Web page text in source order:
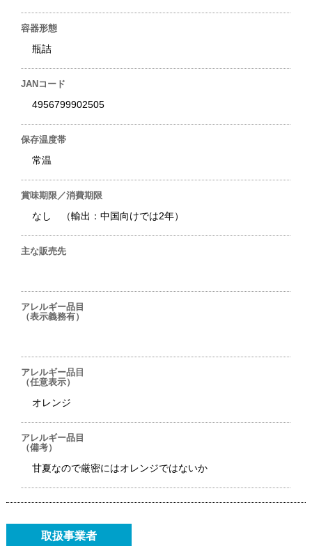
容器形態
瓶詰
JANコード
4956799902505
保存温度帯
常温
賞味期限／消費期限
なし （輸出：中国向けでは2年）
主な販売先
アレルギー品目
（表示義務有）
アレルギー品目
（任意表示）
オレンジ
アレルギー品目
（備考）
甘夏なので厳密にはオレンジではないか
取扱事業者